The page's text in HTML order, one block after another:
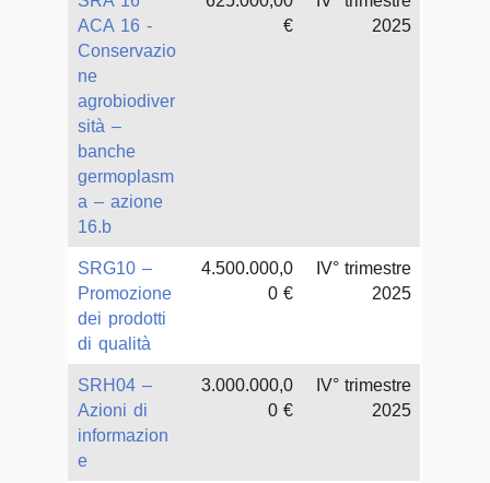
ACA 16 -
Conservazio
ne
agrobiodiver
sità –
banche
germoplasm
a – azione
16.b
€
2025
SRG10 –
Promozione
dei prodotti
di qualità
4.500.000,0
0 €
IV° trimestre
2025
SRH04 –
Azioni di
informazion
e
3.000.000,0
0 €
IV° trimestre
2025